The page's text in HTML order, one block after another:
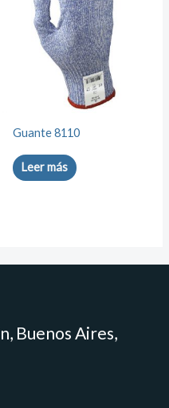
Guante 8110
Leer más
Buenos Aires,